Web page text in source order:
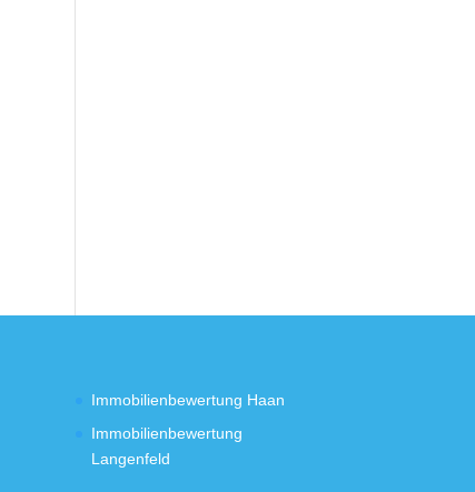
Immobilienbewertung Haan
Immobilienbewertung
Langenfeld